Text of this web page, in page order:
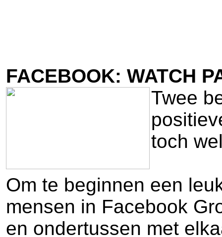
FACEBOOK: WATCH
Twee
toch
Om te beginnen een
mensen in Facebook
en ondertussen met